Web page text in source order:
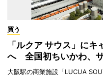
買う
「ルクア サウス」に
へ 全国初ちいかわ、
大阪駅の商業施設「LUCUA